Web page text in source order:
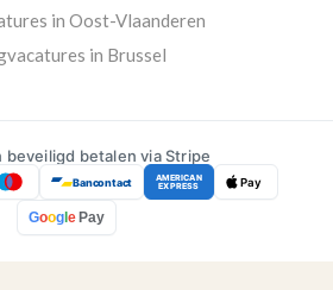
in Oost-Vlaanderen
in Brussel
beveiligd betalen via Stripe
Bancontact AMERICAN
EXPRESS Pay
Googl e Pay